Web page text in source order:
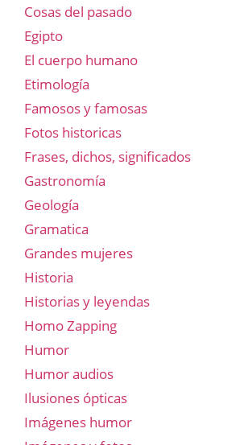
Cosas del pasado
Egipto
El cuerpo humano
Etimología
Famosos y famosas
Fotos historicas
Frases, dichos, significados
Gastronomía
Geología
Gramatica
Grandes mujeres
Historia
Historias y leyendas
Homo Zapping
Humor
Humor audios
Ilusiones ópticas
Imágenes humor